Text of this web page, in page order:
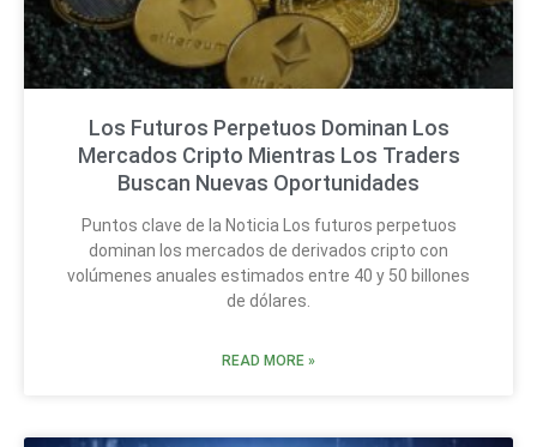
Los Futuros Perpetuos Dominan Los
Mercados Cripto Mientras Los Traders
Buscan Nuevas Oportunidades
Puntos clave de la Noticia Los futuros perpetuos
dominan los mercados de derivados cripto con
volúmenes anuales estimados entre 40 y 50 billones
de dólares.
READ MORE »